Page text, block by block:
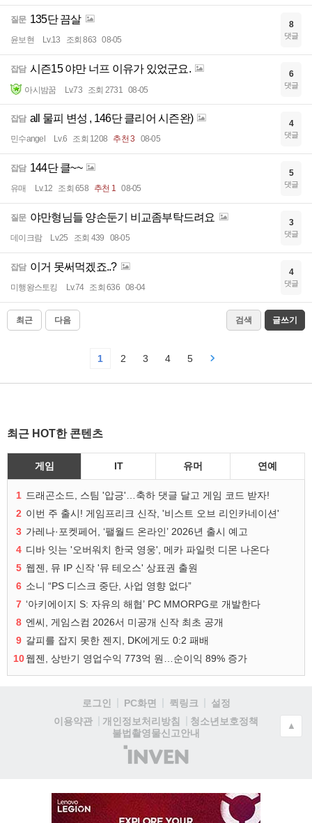
질문 135단 끔살
윤보현 Lv.13 조회 863 08-05
8
댓글
잡담 시즌15 야만 너프 이유가 있었군요.
아시밤꿈 Lv.73 조회 2731 08-05
6
댓글
잡담 all 물피 변성 , 146단 클리어 시즌완)
민수angel Lv.6 조회 1208 추천 3 08-05
4
댓글
잡담 144단 클~~
유매 Lv.12 조회 658 추천 1 08-05
5
댓글
질문 야만형님들 양손둔기 비교좀부탁드려요
데이크람 Lv.25 조회 439 08-05
3
댓글
잡담 이거 못써먹겠죠..?
미행왕스토킹 Lv.74 조회 636 08-04
4
댓글
최근 다음 검색 글쓰기
1 2 3 4 5
최근 HOT한 콘텐츠
게임 IT 유머 연예
1 드래곤소드, 스팀 '압긍'…축하 댓글 달고 게임 코드 받자!
2 이번 주 출시! 게임프리크 신작, '비스트 오브 리인카네이션'
3 가레나·포켓페어, ‘팰월드 온라인’ 2026년 출시 예고
4 디바 잇는 '오버워치 한국 영웅', 메카 파일럿 디몬 나온다
5 웹젠, 뮤 IP 신작 '뮤 테오스' 상표권 출원
6 소니 “PS 디스크 중단, 사업 영향 없다”
7 ‘아키에이지 S: 자유의 해협’ PC MMORPG로 개발한다
8 엔씨, 게임스컴 2026서 미공개 신작 최초 공개
9 갈피를 잡지 못한 젠지, DK에게도 0:2 패배
10웹젠, 상반기 영업수익 773억 원…순이익 89% 증가
로그인 PC화면 퀵링크
설정
이용약관
개인정보처리방침
청소년보호정책
불법촬영물신고안내
(주)
인
▲